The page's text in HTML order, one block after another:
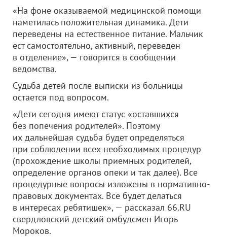
«На фоне оказываемой медицинской помощи
наметилась положительная динамика. Дети
переведены на естественное питание. Мальчик
ест самостоятельно, активный, переведен
в отделение», — говорится в сообщении
ведомства.
Судьба детей после выписки из больницы
остается под вопросом.
«Дети сегодня имеют статус «оставшихся
без попечения родителей». Поэтому
их дальнейшая судьба будет определяться
при соблюдении всех необходимых процедур
(прохождение школы приемных родителей,
определение органов опеки и так далее). Все
процедурные вопросы изложены в нормативно-
правовых документах. Все будет делаться
в интересах ребятишек», — рассказал 66.RU
свердловский детский омбудсмен Игорь
Мороков.